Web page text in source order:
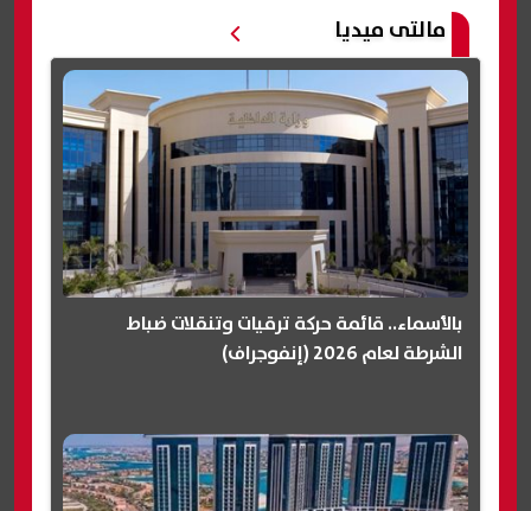
مالتى ميديا
بالأسماء.. قائمة حركة ترقيات وتنقلات ضباط
الشرطة لعام 2026 (إنفوجراف)